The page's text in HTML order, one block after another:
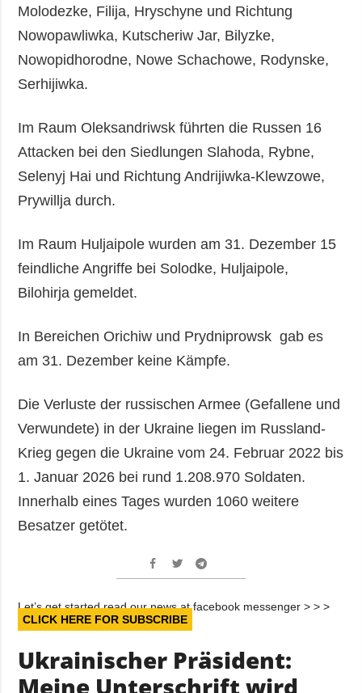
Molodezke, Filija, Hryschyne und Richtung
Nowopawliwka, Kutscheriw Jar, Bilyzke,
Nowopidhorodne, Nowe Schachowe, Rodynske,
Serhijiwka.
Im Raum Oleksandriwsk führten die Russen 16
Attacken bei den Siedlungen Slahoda, Rybne,
Selenyj Hai und Richtung Andrijiwka-Klewzowe,
Prywillja durch.
Im Raum Huljaipole wurden am 31. Dezember 15
feindliche Angriffe bei Solodke, Huljaipole,
Bilohirja gemeldet.
In Bereichen Orichiw und Prydniprowsk gab es
am 31. Dezember keine Kämpfe.
Die Verluste der russischen Armee (Gefallene und
Verwundete) in der Ukraine liegen im Russland-
Krieg gegen die Ukraine vom 24. Februar 2022 bis
1. Januar 2026 bei rund 1.208.970 Soldaten.
Innerhalb eines Tages wurden 1060 weitere
Besatzer getötet.
Let’s get started read our news at facebook messenger > > >
CLICK HERE FOR SUBSCRIBE
Ukrainischer Präsident:
Meine Unterschrift wird